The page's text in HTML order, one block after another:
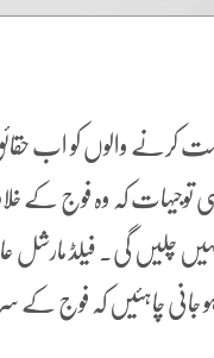
کرنے والوں کو اب
توجیہات کہ وہ فوج
چلیں گی۔ فیلڈ مارشل
جانی چاہئیں کہ فوج کے